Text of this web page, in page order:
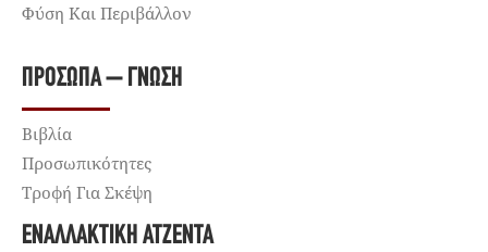
Φύση Και Περιβάλλον
ΠΡΌΣΩΠΑ – ΓΝΏΣΗ
Βιβλία
Προσωπικότητες
Τροφή Για Σκέψη
ΕΝΑΛΛΑΚΤΙΚΉ ΑΤΖΈΝΤΑ